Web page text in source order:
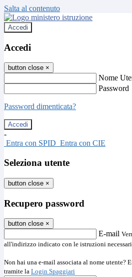
Salta al contenuto
Accedi
Accedi
button close ×
Nome
Password
Password dimenticata?
-
Entra con SPID Entra con CIE
Seleziona utente
button close ×
Recupero password
button close ×
E-mail
all'indirizzo indicato con le istruzioni
Non hai una e-mail associata al nome utente?
tramite la Login Spaggiari